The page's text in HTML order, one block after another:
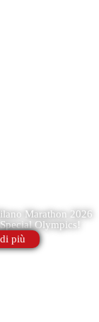
Marathon 2026
Olympics!
più